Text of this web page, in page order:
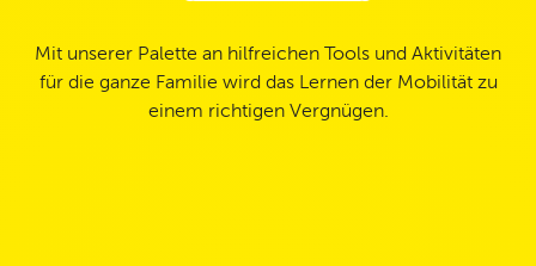
Mit unserer Palette an hilfreichen Tools und Aktivitäten
für die ganze Familie wird das Lernen der Mobilität zu
einem richtigen Vergnügen.